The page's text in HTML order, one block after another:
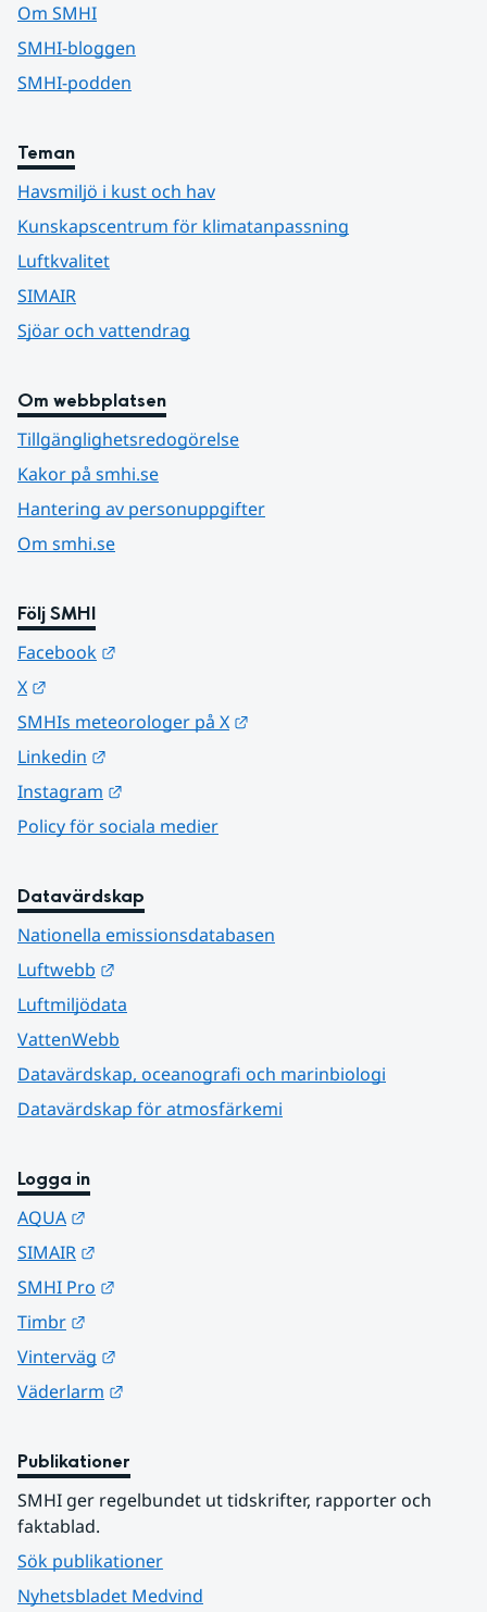
Om SMHI
SMHI-bloggen
SMHI-podden
Teman
Havsmiljö i kust och hav
Kunskapscentrum för klimatanpassning
Luftkvalitet
SIMAIR
Sjöar och vattendrag
Om webbplatsen
Tillgänglighetsredogörelse
Kakor på smhi.se
Hantering av personuppgifter
Om smhi.se
Följ SMHI
Facebook
X
SMHIs meteorologer på X
Linkedin
Instagram
Policy för sociala medier
Datavärdskap
Nationella emissionsdatabasen
Luftwebb
Luftmiljödata
VattenWebb
Datavärdskap, oceanografi och marinbiologi
Datavärdskap för atmosfärkemi
Logga in
AQUA
SIMAIR
SMHI Pro
Timbr
Vinterväg
Väderlarm
Publikationer
SMHI ger regelbundet ut tidskrifter, rapporter och
faktablad.
Sök publikationer
Nyhetsbladet Medvind